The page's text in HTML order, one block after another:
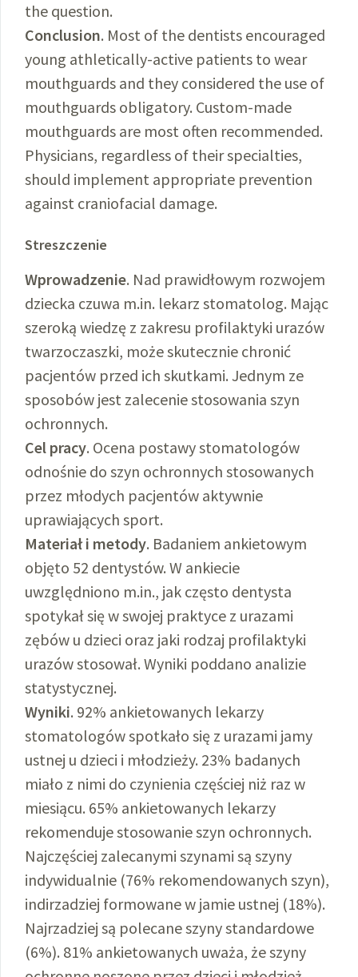
the question.
Conclusion. Most of the dentists encouraged
young athletically-active patients to wear
mouthguards and they considered the use of
mouthguards obligatory. Custom-made
mouthguards are most often recommended.
Physicians, regardless of their specialties,
should implement appropriate prevention
against craniofacial damage.
Streszczenie
Wprowadzenie. Nad prawidłowym rozwojem
dziecka czuwa m.in. lekarz stomatolog. Mając
szeroką wiedzę z zakresu profilaktyki urazów
twarzoczaszki, może skutecznie chronić
pacjentów przed ich skutkami. Jednym ze
sposobów jest zalecenie stosowania szyn
ochronnych.
Cel pracy. Ocena postawy stomatologów
odnośnie do szyn ochronnych stosowanych
przez młodych pacjentów aktywnie
uprawiających sport.
Materiał i metody. Badaniem ankietowym
objęto 52 dentystów. W ankiecie
uwzględniono m.in., jak często dentysta
spotykał się w swojej praktyce z urazami
zębów u dzieci oraz jaki rodzaj profilaktyki
urazów stosował. Wyniki poddano analizie
statystycznej.
Wyniki. 92% ankietowanych lekarzy
stomatologów spotkało się z urazami jamy
ustnej u dzieci i młodzieży. 23% badanych
miało z nimi do czynienia częściej niż raz w
miesiącu. 65% ankietowanych lekarzy
rekomenduje stosowanie szyn ochronnych.
Najczęściej zalecanymi szynami są szyny
indywidualnie (76% rekomendowanych szyn),
indirzadziej formowane w jamie ustnej (18%).
Najrzadziej są polecane szyny standardowe
(6%). 81% ankietowanych uważa, że szyny